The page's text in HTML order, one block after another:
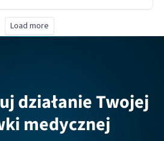
Load more
działanie Twojej
medycznej